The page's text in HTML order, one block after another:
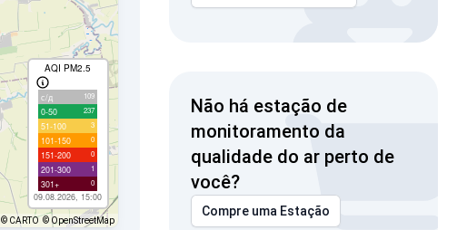
AQI PM2.5
с/д 109
0-50 237
51-100 3
101-150 0
151-200 0
201-300 1
301+ 0
09.08.2026, 15:00
© CARTO © OpenStreetMap
Não há estação de
monitoramento da
qualidade do ar perto de
você?
Compre uma Estação